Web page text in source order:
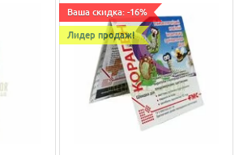
Ваша скидка: -16%
Лидер продаж!